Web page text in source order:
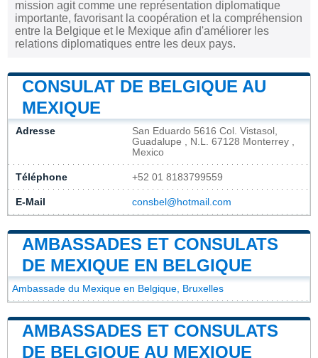
mission agit comme une représentation diplomatique
importante, favorisant la coopération et la compréhension
entre la Belgique et le Mexique afin d'améliorer les
relations diplomatiques entre les deux pays.
CONSULAT DE BELGIQUE AU
MEXIQUE
Adresse
San Eduardo 5616 Col. Vistasol,
Guadalupe , N.L. 67128 Monterrey ,
Mexico
Téléphone +52 01 8183799559
E-Mail consbel@hotmail.com
AMBASSADES ET CONSULATS
DE MEXIQUE EN BELGIQUE
Ambassade du Mexique en Belgique, Bruxelles
AMBASSADES ET CONSULATS
DE BELGIQUE AU MEXIQUE